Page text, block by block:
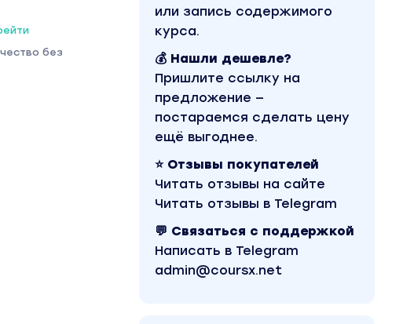
без
или запись содержимого
курса.
💰 Нашли дешевле?
Пришлите ссылку на
предложение —
постараемся сделать цену
ещё выгоднее.
⭐ Отзывы покупателей
Читать отзывы на сайте
Читать отзывы в Telegram
💬 Связаться с поддержкой
Написать в Telegram
admin@coursx.net